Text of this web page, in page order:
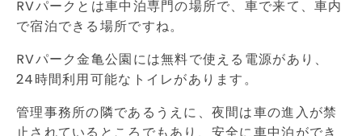
RVパークとは車中泊専門の場所で、車で来て、車内
で宿泊できる場所ですね。
RVパーク金亀公園には無料で使える電源があり、
24時間利用可能なトイレがあります。
管理事務所の隣であるうえに、夜間は車の進入が禁